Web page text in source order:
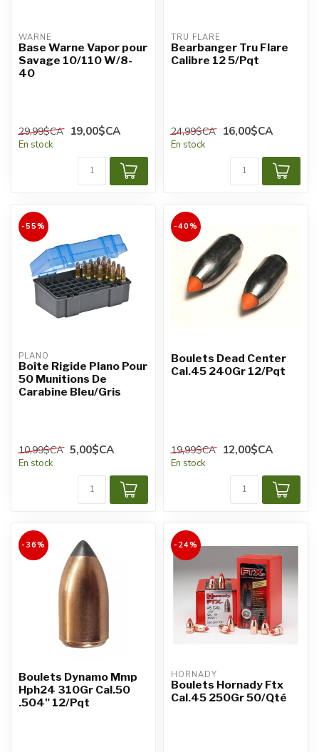
WARNE
Base Warne Vapor pour
Savage 10/110 W/8-
40
29,99$CA 19,00$CA
En stock
TRU FLARE
Bearbanger Tru Flare
Calibre 12 5/Pqt
24,99$CA 16,00$CA
En stock
-55%
PLANO
Boîte Rigide Plano Pour
50 Munitions De
Carabine Bleu/Gris
10,99$CA 5,00$CA
En stock
-40%
Boulets Dead Center
Cal.45 240Gr 12/Pqt
19,99$CA 12,00$CA
En stock
-36%
Boulets Dynamo Mmp
Hph24 310Gr Cal.50
.504" 12/Pqt
-24%
HORNADY
Boulets Hornady Ftx
Cal.45 250Gr 50/Qté